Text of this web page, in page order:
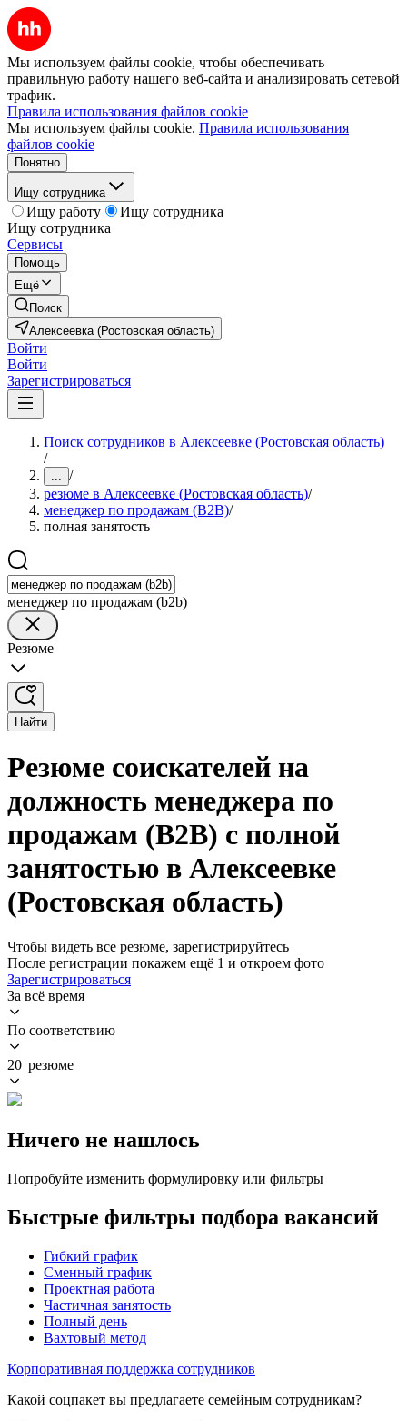
Мы используем файлы cookie, чтобы обеспечивать
правильную работу нашего веб-сайта и анализировать сетевой
трафик.
Правила использования файлов cookie
Мы используем файлы cookie. Правила использования
файлов cookie
Понятно
Ищу сотрудника
Ищу работу
Ищу сотрудника
Ищу сотрудника
Сервисы
Помощь
Ещё
Поиск
Алексеевка (Ростовская область)
Войти
Войти
Зарегистрироваться
Поиск сотрудников в Алексеевке (Ростовская область)
/
... /
резюме в Алексеевке (Ростовская область)/
менеджер по продажам (B2B)/
полная занятость
менеджер по продажам (b2b)
Резюме
Найти
Резюме соискателей на
должность менеджера по
продажам (B2B) с полной
занятостью в Алексеевке
(Ростовская область)
Чтобы видеть все резюме, зарегистрируйтесь
После регистрации покажем ещё 1 и откроем фото
Зарегистрироваться
За всё время
По соответствию
20 резюме
Ничего не нашлось
Попробуйте изменить формулировку или фильтры
Быстрые фильтры подбора вакансий
Гибкий график
Сменный график
Проектная работа
Частичная занятость
Полный день
Вахтовый метод
Корпоративная поддержка сотрудников
Какой соцпакет вы предлагаете семейным сотрудникам?